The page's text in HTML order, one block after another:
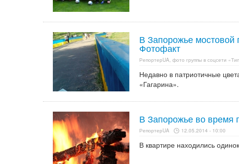
В Запорожье мостовой
Фотофакт
РепортерUA, фото группы в соцсети
Недавно в патриотичные
«Гагарина».
В Запорожье во время
РепортерUA 12.05.2014 - 10:00
В квартире находились